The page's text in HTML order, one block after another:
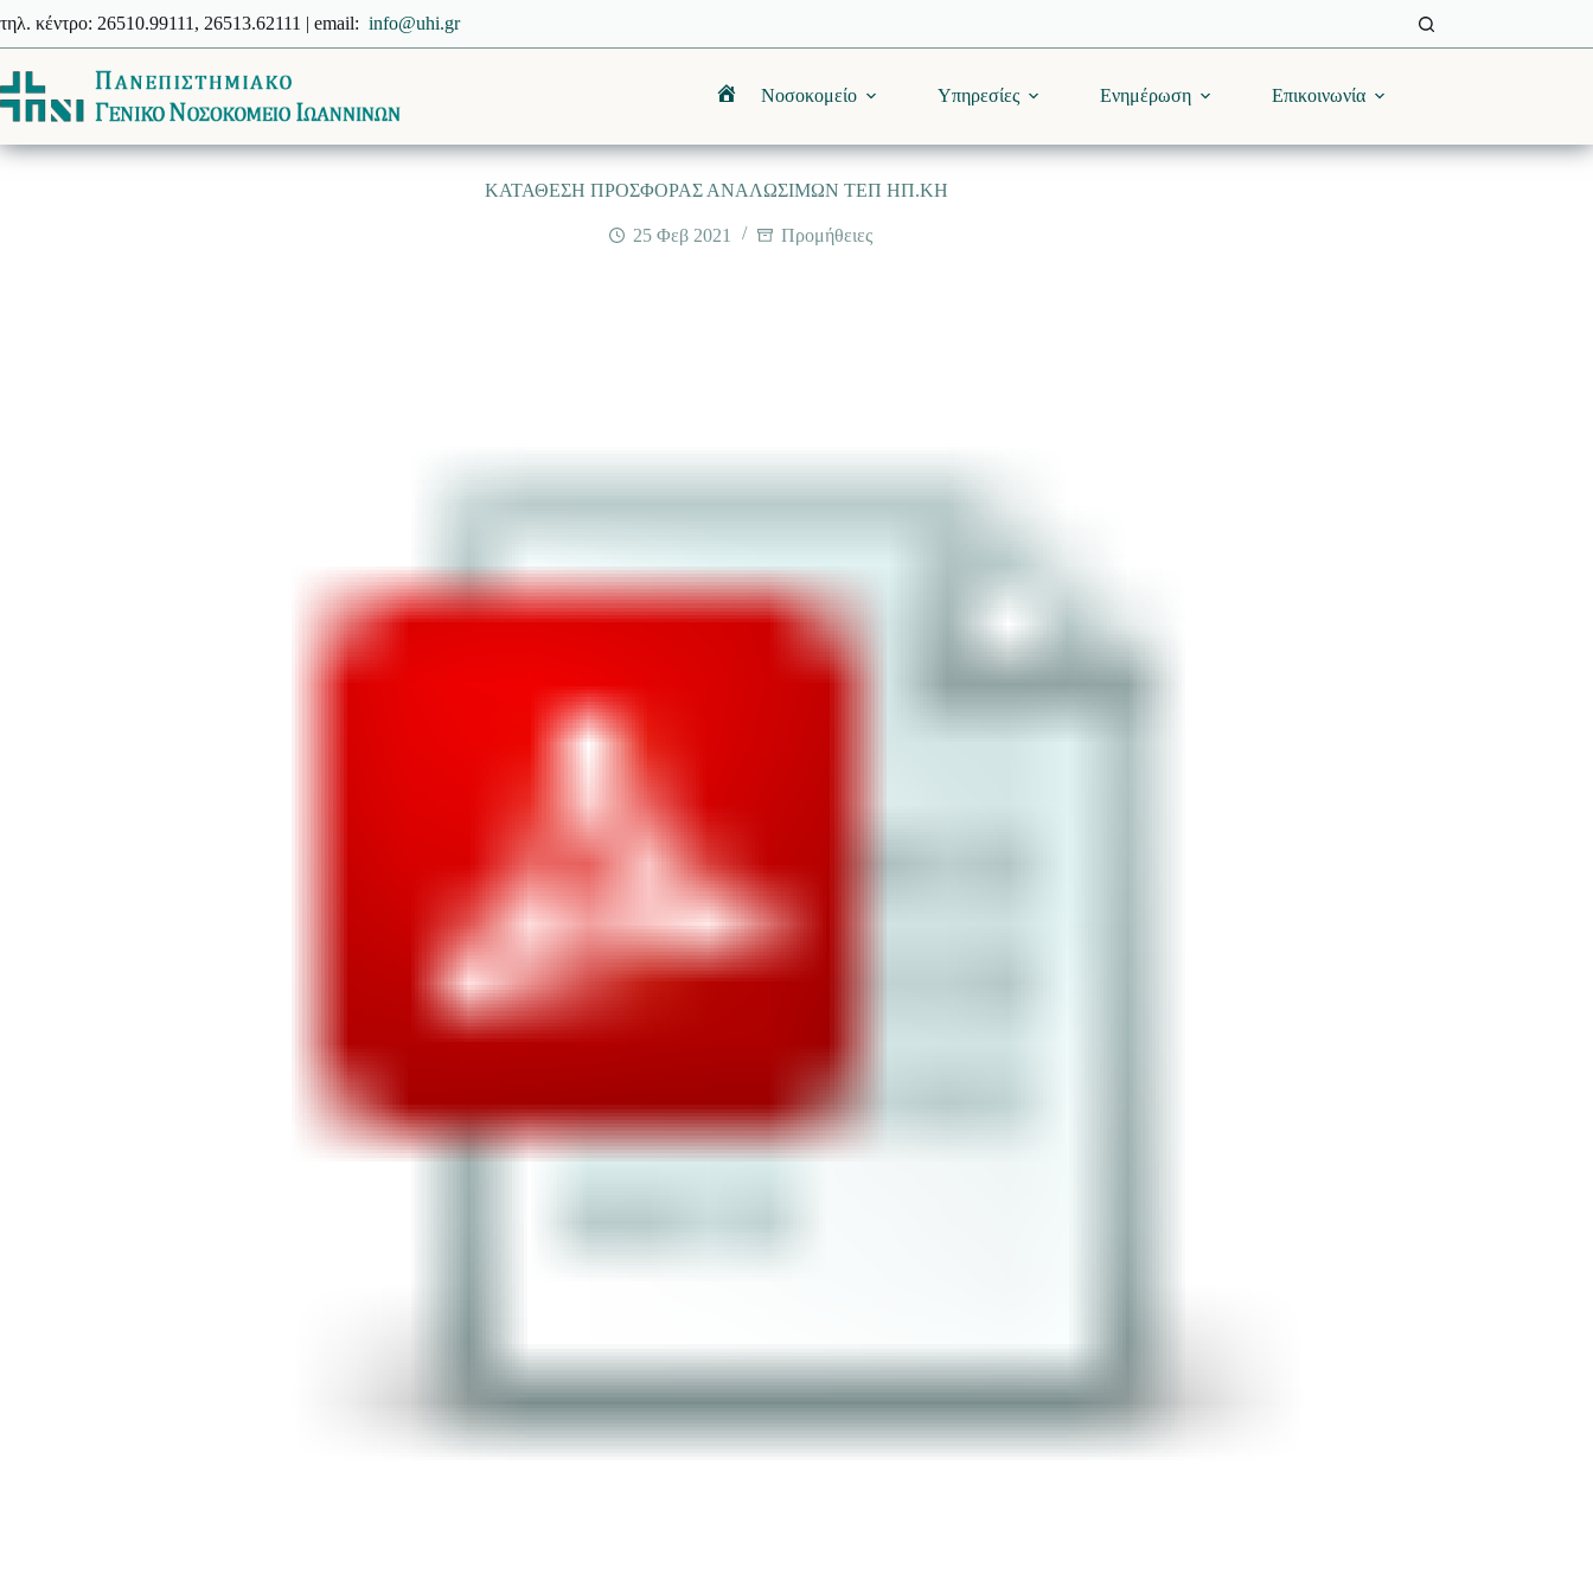
στο
περιεχόμενο
τηλ. κέντρο: 26510.99111, 26513.62111 | email: info@uhi.gr
ΑρχικήΝοσοκομείο Υπηρεσίες Ενημέρωση Επικοινωνία
ΚΑΤΑΘΕΣΗ ΠΡΟΣΦΟΡΑΣ ΑΝΑΛΩΣΙΜΩΝ ΤΕΠ ΗΠ.ΚΗ
25 Φεβ 2021 Προμήθειες